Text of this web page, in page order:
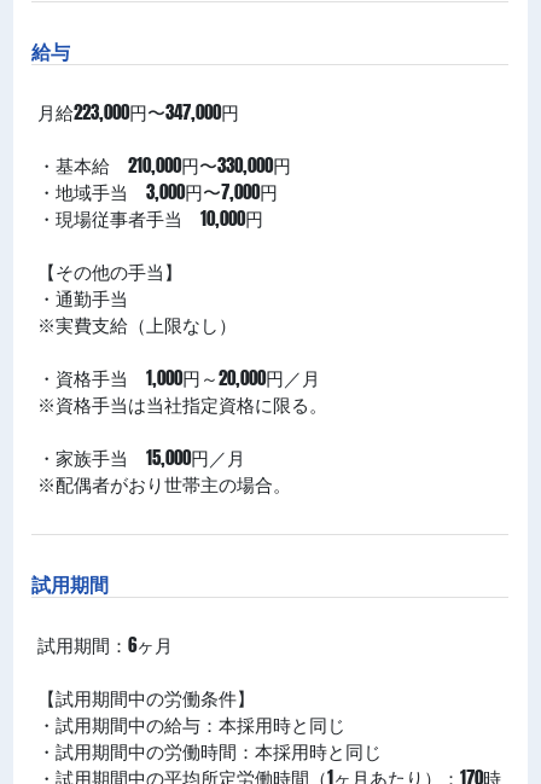
給与
月給223,000円〜347,000円
・基本給 210,000円〜330,000円
・地域手当 3,000円〜7,000円
・現場従事者手当 10,000円
【その他の手当】
・通勤手当
※実費支給（上限なし）
・資格手当 1,000円～20,000円／月
※資格手当は当社指定資格に限る。
・家族手当 15,000円／月
※配偶者がおり世帯主の場合。
試用期間
試用期間：6ヶ月
【試用期間中の労働条件】
・試用期間中の給与：本採用時と同じ
・試用期間中の労働時間：本採用時と同じ
・試用期間中の平均所定労働時間（1ヶ月あたり）：170時